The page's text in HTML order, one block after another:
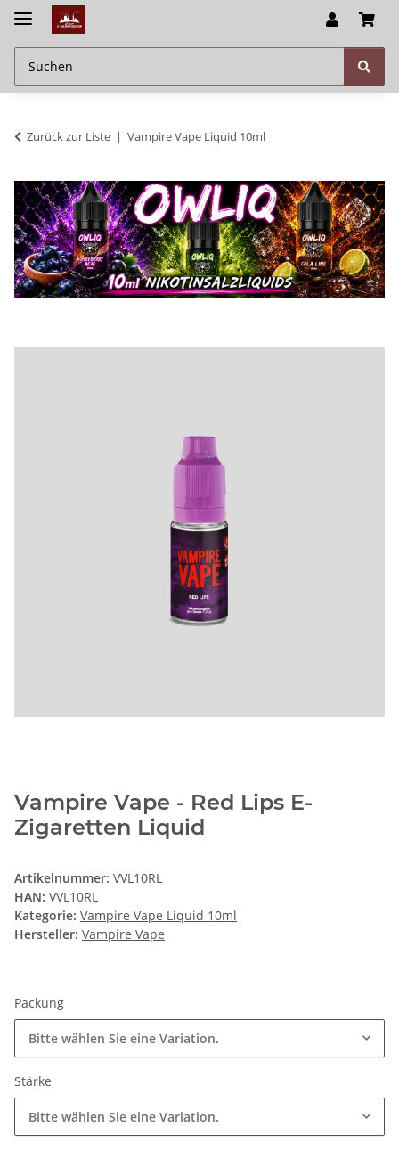
Zurück zur Liste Vampire Vape Liquid 10ml
Vampire Vape - Red Lips E-
Zigaretten Liquid
Artikelnummer: VVL10RL
HAN: VVL10RL
Kategorie: Vampire Vape Liquid 10ml
Hersteller: Vampire Vape
Packung
Bitte wählen Sie eine Variation.
Stärke
Bitte wählen Sie eine Variation.